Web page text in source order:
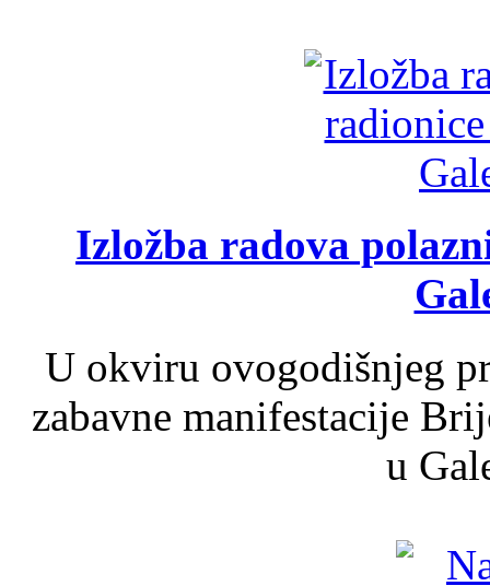
Izložba radova
U okviru ovogodišnjeg
zabavne manifestacije
u